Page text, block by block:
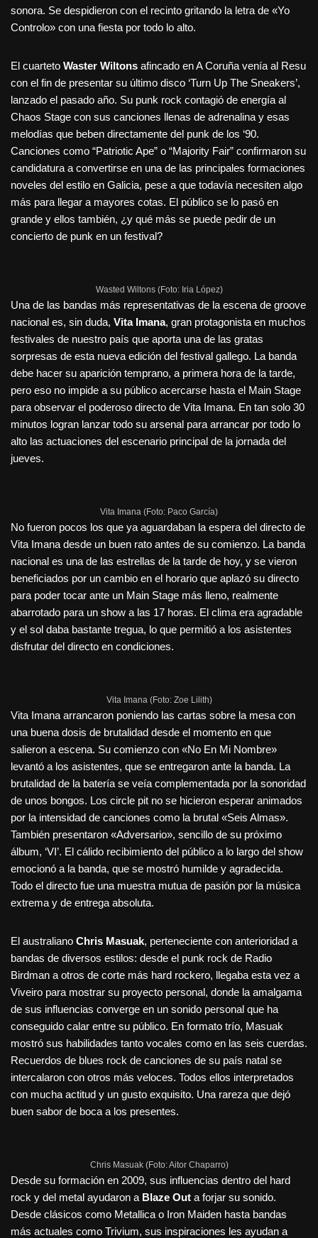
sonora. Se despidieron con el recinto gritando la letra de «Yo
Controlo» con una fiesta por todo lo alto.
El cuarteto Waster Wiltons afincado en A Coruña venía al Resu
con el fin de presentar su último disco ‘Turn Up The Sneakers’,
lanzado el pasado año. Su punk rock contagió de energía al
Chaos Stage con sus canciones llenas de adrenalina y esas
melodías que beben directamente del punk de los ‘90.
Canciones como “Patriotic Ape” o “Majority Fair” confirmaron su
candidatura a convertirse en una de las principales formaciones
noveles del estilo en Galicia, pese a que todavía necesiten algo
más para llegar a mayores cotas. El público se lo pasó en
grande y ellos también, ¿y qué más se puede pedir de un
concierto de punk en un festival?
Wasted Wiltons (Foto: Iria López)
Una de las bandas más representativas de la escena de groove
nacional es, sin duda, Vita Imana, gran protagonista en muchos
festivales de nuestro país que aporta una de las gratas
sorpresas de esta nueva edición del festival gallego. La banda
debe hacer su aparición temprano, a primera hora de la tarde,
pero eso no impide a su público acercarse hasta el Main Stage
para observar el poderoso directo de Vita Imana. En tan solo 30
minutos logran lanzar todo su arsenal para arrancar por todo lo
alto las actuaciones del escenario principal de la jornada del
jueves.
Vita Imana (Foto: Paco García)
No fueron pocos los que ya aguardaban la espera del directo de
Vita Imana desde un buen rato antes de su comienzo. La banda
nacional es una de las estrellas de la tarde de hoy, y se vieron
beneficiados por un cambio en el horario que aplazó su directo
para poder tocar ante un Main Stage más lleno, realmente
abarrotado para un show a las 17 horas. El clima era agradable
y el sol daba bastante tregua, lo que permitió a los asistentes
disfrutar del directo en condiciones.
Vita Imana (Foto: Zoe Lilith)
Vita Imana arrancaron poniendo las cartas sobre la mesa con
una buena dosis de brutalidad desde el momento en que
salieron a escena. Su comienzo con «No En Mi Nombre»
levantó a los asistentes, que se entregaron ante la banda. La
brutalidad de la batería se veía complementada por la sonoridad
de unos bongos. Los circle pit no se hicieron esperar animados
por la intensidad de canciones como la brutal «Seis Almas».
También presentaron «Adversario», sencillo de su próximo
álbum, ‘VI’. El cálido recibimiento del público a lo largo del show
emocionó a la banda, que se mostró humilde y agradecida.
Todo el directo fue una muestra mutua de pasión por la música
extrema y de entrega absoluta.
El australiano Chris Masuak, perteneciente con anterioridad a
bandas de diversos estilos: desde el punk rock de Radio
Birdman a otros de corte más hard rockero, llegaba esta vez a
Viveiro para mostrar su proyecto personal, donde la amalgama
de sus influencias converge en un sonido personal que ha
conseguido calar entre su público. En formato trío, Masuak
mostró sus habilidades tanto vocales como en las seis cuerdas.
Recuerdos de blues rock de canciones de su país natal se
intercalaron con otros más veloces. Todos ellos interpretados
con mucha actitud y un gusto exquisito. Una rareza que dejó
buen sabor de boca a los presentes.
Chris Masuak (Foto: Aitor Chaparro)
Desde su formación en 2009, sus influencias dentro del hard
rock y del metal ayudaron a Blaze Out a forjar su sonido.
Desde clásicos como Metallica o Iron Maiden hasta bandas
más actuales como Trivium, sus inspiraciones les ayudan a